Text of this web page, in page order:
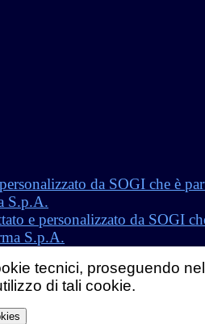
e personalizzato da SOGI
S.p.A.
tecnici, proseguendo
di tali cookie.